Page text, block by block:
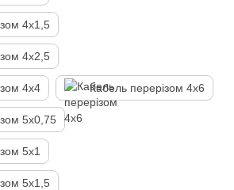
4х1,5
4х2,5
4х4 Кабель перерізом 4х6
5х0,75
5х1
5х1,5